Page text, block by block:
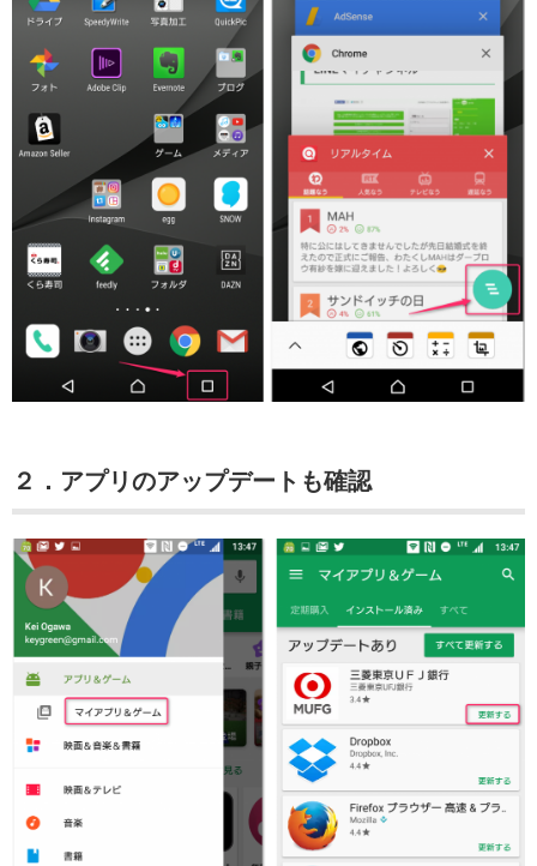
２．アプリのアップデートも確認